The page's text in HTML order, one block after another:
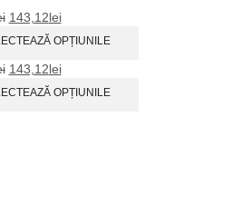
143,12lei
OPȚIUNILE
143,12lei
OPȚIUNILE